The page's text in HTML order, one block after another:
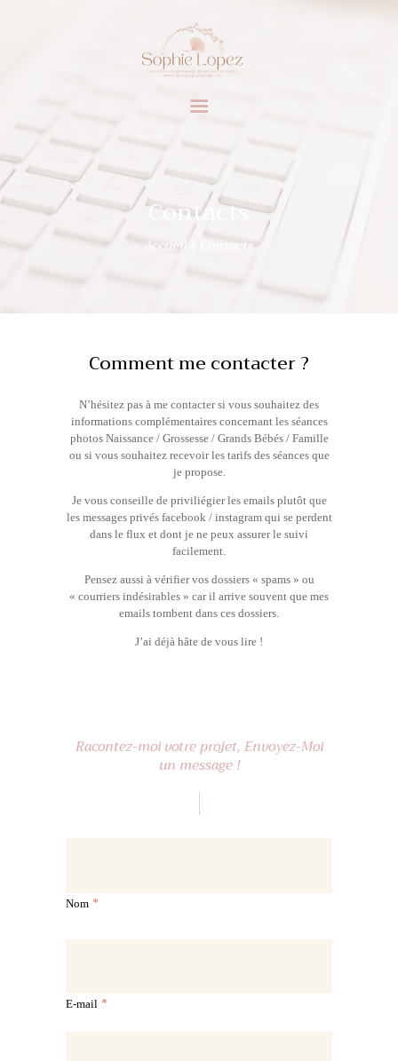
Contacts
Accueil Contacts
PRESTATIONS
CONTACTS
BLOG
ESPACES CLIENTS
Comment me contacter ?
N’hésitez pas à me contacter si vous souhaitez des
informations complémentaires concernant les séances
photos Naissance / Grossesse / Grands Bébés / Famille
ou si vous souhaitez recevoir les tarifs des séances que
je propose.
Je vous conseille de priviliégier les emails plutôt que
les messages privés facebook / instagram qui se perdent
dans le flux et dont je ne peux assurer le suivi
facilement.
Pensez aussi à vérifier vos dossiers « spams » ou
« courriers indésirables » car il arrive souvent que mes
emails tombent dans ces dossiers.
J’ai déjà hâte de vous lire !
Racontez-moi votre projet, Envoyez-Moi
un message !
Nom
E-mail